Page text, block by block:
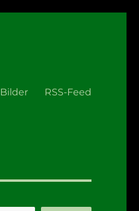
Bilder RSS-Feed